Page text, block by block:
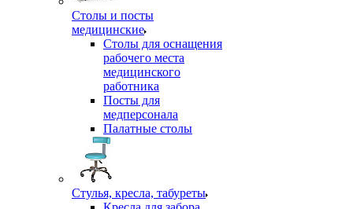
Столы и посты
медицинские
Столы для оснащения
рабочего места
медицинского
работника
Посты для
медперсонала
Палатные столы
Стулья, кресла, табуреты